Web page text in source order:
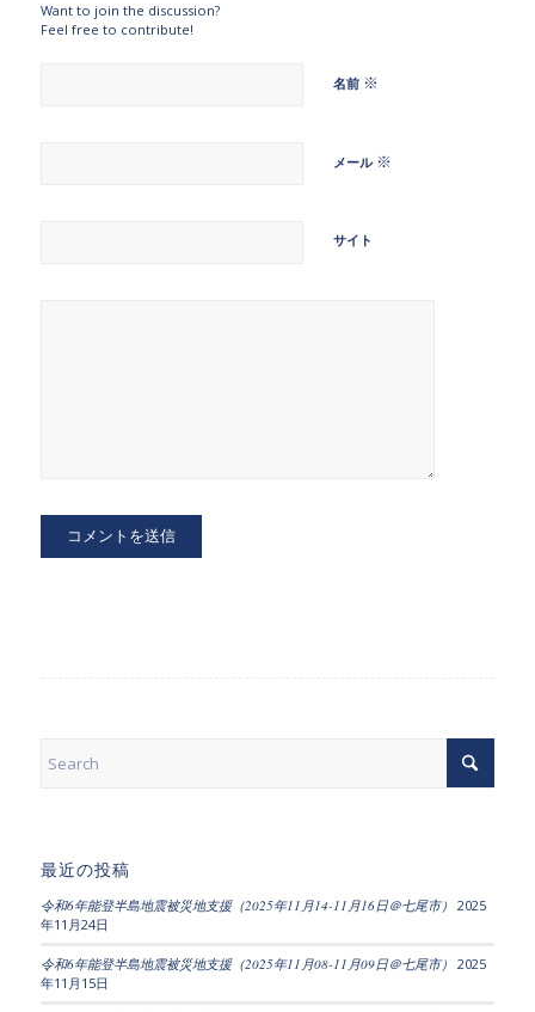
Want to join the discussion?
Feel free to contribute!
名前 ※
メール ※
サイト
最近の投稿
令和6年能登半島地震被災地支援（2025年11月14-11月16日＠七尾市） 2025
年11月24日
令和6年能登半島地震被災地支援（2025年11月08-11月09日＠七尾市） 2025
年11月15日